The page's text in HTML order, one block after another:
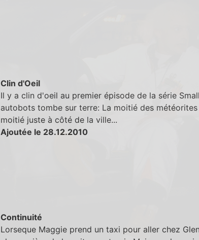
Clin d'Oeil
Il y a clin d'oeil au premier épisode de la série
autobots tombe sur terre: La moitié des
moitié juste à côté de la ville...
Ajoutée le 28.12.2010
Continuité
Lorseque Maggie prend un taxi pour aller chez